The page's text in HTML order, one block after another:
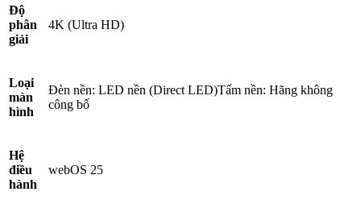
Độ
phân
giải
4K (Ultra HD)
Loại
màn
hình
Đèn nền: LED nền (Direct LED)Tấm nền: Hãng không
công bố
Hệ
điều
hành
webOS 25